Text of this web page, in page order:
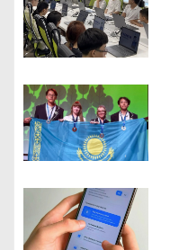
а
ц
и
я
п
о